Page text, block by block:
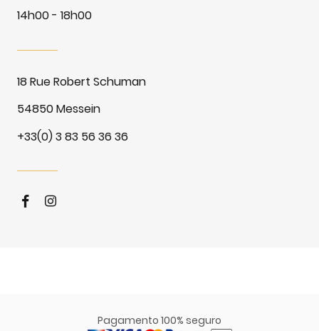
14h00 - 18h00
18 Rue Robert Schuman
54850 Messein
+33(0) 3 83 56 36 36
Pagamento 100% seguro